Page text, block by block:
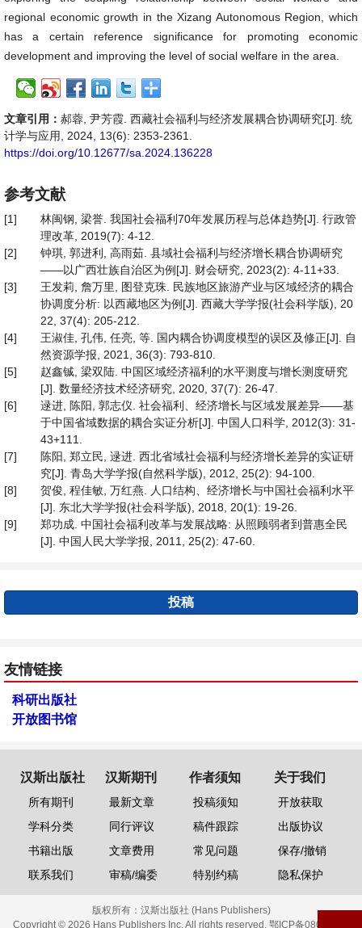
regional economic growth in the Xizang Autonomous Region, which
has a certain reference significance for promoting economic
development and improving the level of social welfare in the area.
文章引用： 郝蓉, 尹芳霞. 西藏社会福利与经济发展耦合协调研究[J]. 统
计学与应用, 2024, 13(6): 2353-2361.
https://doi.org/10.12677/sa.2024.136228
参考文献
[1]
林闽钢, 梁誉. 我国社会福利70年发展历程与总体趋势[J]. 行政管
理改革, 2019(7): 4-12.
[2]
钟琪, 郭进利, 高雨茹. 县域社会福利与经济增长耦合协调研究
——以广西壮族自治区为例[J]. 财会研究, 2023(2): 4-11+33.
[3]
王发莉, 詹万里, 图登克珠. 民族地区旅游产业与区域经济的耦合
协调度分析: 以西藏地区为例[J]. 西藏大学学报(社会科学版), 20
22, 37(4): 205-212.
[4]
王淑佳, 孔伟, 任亮, 等. 国内耦合协调度模型的误区及修正[J]. 自
然资源学报, 2021, 36(3): 793-810.
[5]
赵鑫铖, 梁双陆. 中国区域经济福利的水平测度与增长测度研究
[J]. 数量经济技术经济研究, 2020, 37(7): 26-47.
[6]
逯进, 陈阳, 郭志仪. 社会福利、经济增长与区域发展差异——基
于中国省域数据的耦合实证分析[J]. 中国人口科学, 2012(3): 31-
43+111.
[7]
陈阳, 郑立民, 逯进. 西北省域社会福利与经济增长差异的实证研
究[J]. 青岛大学学报(自然科学版), 2012, 25(2): 94-100.
[8]
贺俊, 程佳敏, 万红燕. 人口结构、经济增长与中国社会福利水平
[J]. 东北大学学报(社会科学版), 2018, 20(1): 19-26.
[9]
郑功成. 中国社会福利改革与发展战略: 从照顾弱者到普惠全民
[J]. 中国人民大学学报, 2011, 25(2): 47-60.
投稿
友情链接
科研出版社
开放图书馆
汉斯出版社
所有期刊
学科分类
书籍出版
联系我们
汉斯期刊
最新文章
同行评议
文章费用
审稿/编委
作者须知
投稿须知
稿件跟踪
常见问题
特别约稿
关于我们
开放获取
出版协议
保存/撤销
隐私保护
版权所有： 汉斯出版社 (Hans Publishers)
Copyright © 2026 Hans Publishers Inc. All rights reserved. 鄂ICP备08006613